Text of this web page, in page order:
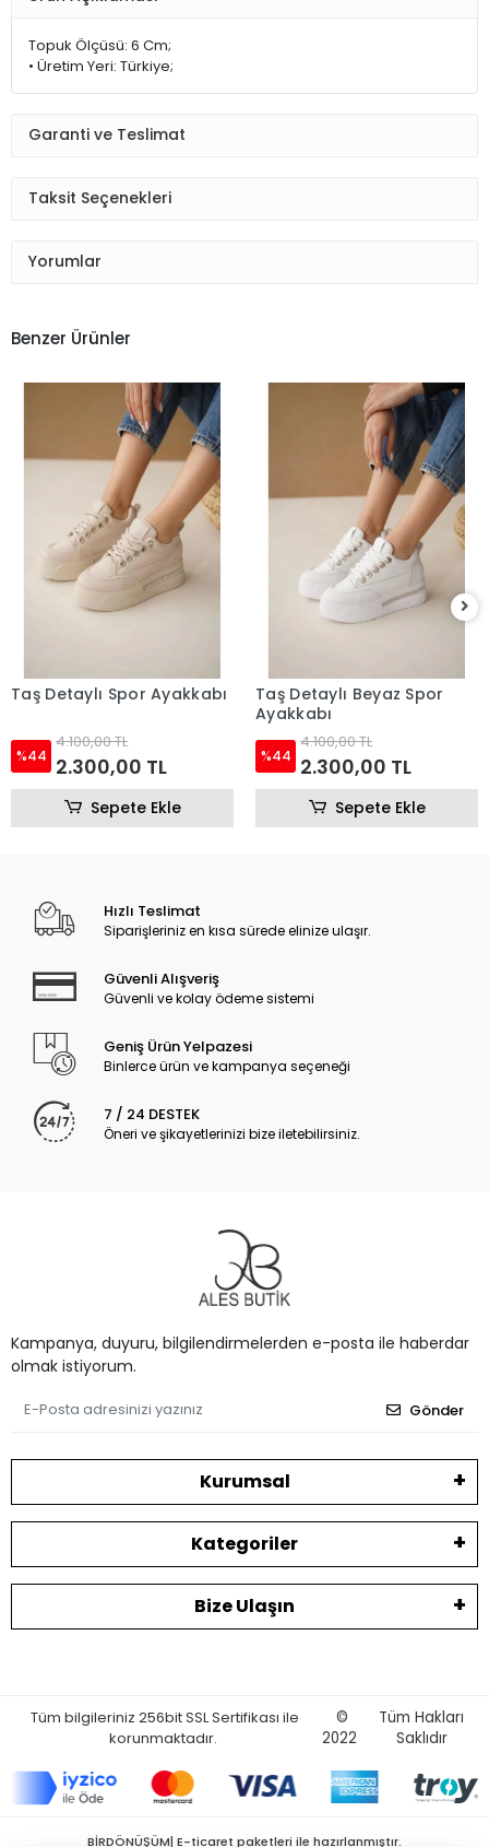
Topuk Ölçüsü: 6 Cm;
• Üretim Yeri: Türkiye;
Garanti ve Teslimat
Taksit Seçenekleri
Yorumlar
Benzer Ürünler
Taş Detaylı Spor Ayakkabı
%44
4.100,00 TL
2.300,00 TL
Sepete Ekle
Taş Detaylı Beyaz Spor
Ayakkabı
%44
4.100,00 TL
2.300,00 TL
Sepete Ekle
Hızlı Teslimat
Siparişleriniz en kısa sürede elinize ulaşır.
Güvenli Alışveriş
Güvenli ve kolay ödeme sistemi
Geniş Ürün Yelpazesi
Binlerce ürün ve kampanya seçeneği
7 / 24 DESTEK
Öneri ve şikayetlerinizi bize iletebilirsiniz.
Kampanya, duyuru, bilgilendirmelerden e-posta ile haberdar
olmak istiyorum.
Gönder
Kurumsal
Kategoriler
Bize Ulaşın
Tüm bilgileriniz 256bit SSL Sertifikası ile
korunmaktadır.
©
2022
Tüm Hakları
Saklıdır
BİRDÖNÜŞÜM| E-ticaret paketleri ile hazırlanmıştır.